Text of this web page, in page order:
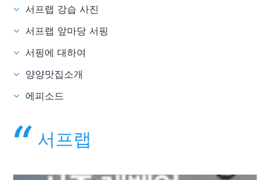
서프랩 강습 사진
서프랩 앞마당 서핑
서핑에 대하여
양양맛집소개
에피소드
서프랩